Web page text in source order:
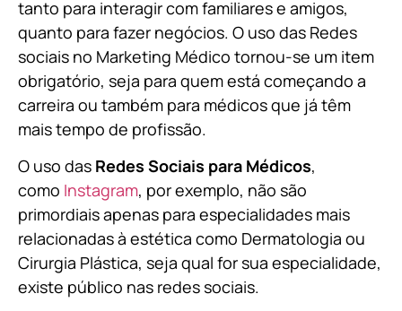
tanto para interagir com familiares e amigos,
quanto para fazer negócios. O uso das Redes
sociais no Marketing Médico tornou-se um item
obrigatório, seja para quem está começando a
carreira ou também para médicos que já têm
mais tempo de profissão.
O uso das Redes Sociais para Médicos,
como Instagram, por exemplo, não são
primordiais apenas para especialidades mais
relacionadas à estética como Dermatologia ou
Cirurgia Plástica, seja qual for sua especialidade,
existe público nas redes sociais.